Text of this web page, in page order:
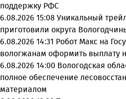
поддержку РФС
6.08.2026 15:08 Уникальный
приготовили округа
6.08.2026 14:31 Робот Макс на
вологжанам оформить выплату
6.08.2026 14:00 Вологодская
полное обеспечение
материалом